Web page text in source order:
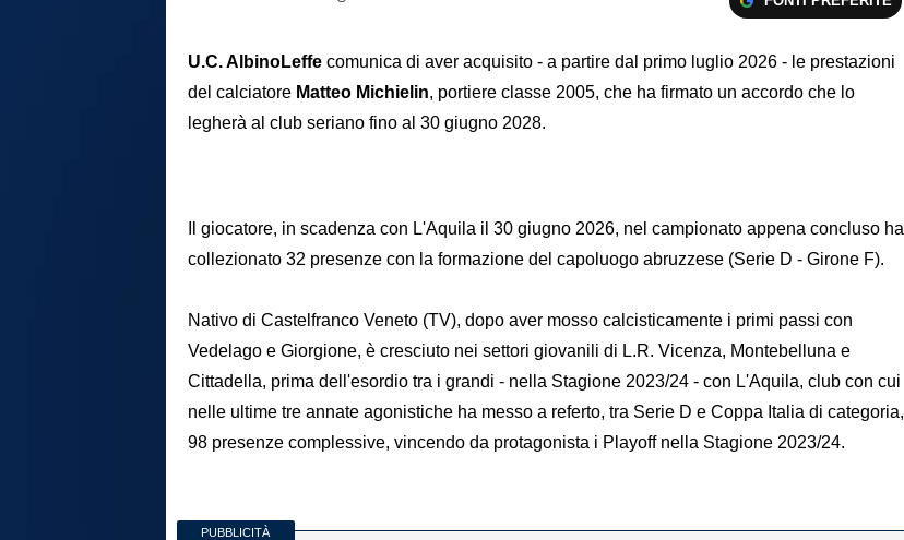
U.C. AlbinoLeffe comunica di aver acquisito - a partire dal primo luglio 2026 - le prestazioni
del calciatore Matteo Michielin, portiere classe 2005, che ha firmato un accordo che lo
legherà al club seriano fino al 30 giugno 2028.
Il giocatore, in scadenza con L'Aquila il 30 giugno 2026, nel campionato appena concluso ha
collezionato 32 presenze con la formazione del capoluogo abruzzese (Serie D - Girone F).
Nativo di Castelfranco Veneto (TV), dopo aver mosso calcisticamente i primi passi con
Vedelago e Giorgione, è cresciuto nei settori giovanili di L.R. Vicenza, Montebelluna e
Cittadella, prima dell'esordio tra i grandi - nella Stagione 2023/24 - con L'Aquila, club con cui
nelle ultime tre annate agonistiche ha messo a referto, tra Serie D e Coppa Italia di categoria,
98 presenze complessive, vincendo da protagonista i Playoff nella Stagione 2023/24.
PUBBLICITÀ